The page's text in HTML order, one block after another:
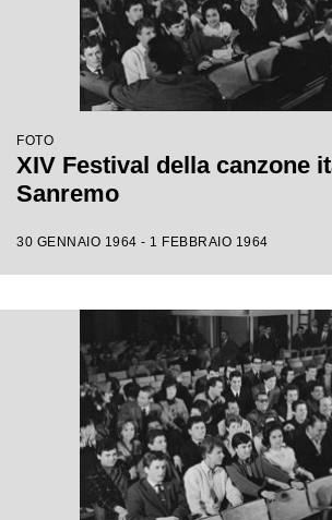
FOTO
XIV Festival della canzone
Sanremo
30 GENNAIO 1964 - 1 FEBBRAIO 1964